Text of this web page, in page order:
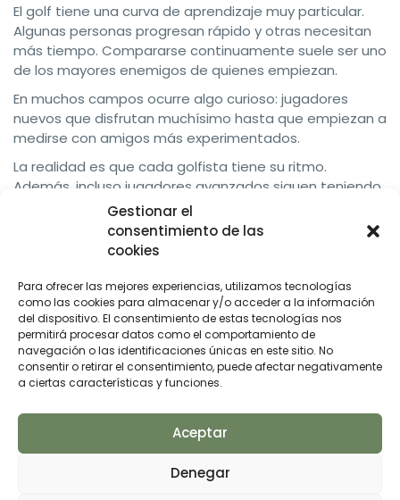
Gestionar el
consentimiento de las
cookies
Para ofrecer las mejores experiencias, utilizamos tecnologías
como las cookies para almacenar y/o acceder a la información
del dispositivo. El consentimiento de estas tecnologías nos
permitirá procesar datos como el comportamiento de
navegación o las identificaciones únicas en este sitio. No
consentir o retirar el consentimiento, puede afectar negativamente
a ciertas características y funciones.
Aceptar
Denegar
El golf tiene una curva de aprendizaje muy particular.
Algunas personas progresan rápido y otras necesitan
más tiempo. Compararse continuamente suele ser uno
de los mayores enemigos de quienes empiezan.
En muchos campos ocurre algo curioso: jugadores
nuevos que disfrutan muchísimo hasta que empiezan a
medirse con amigos más experimentados.
La realidad es que cada golfista tiene su ritmo.
Además, incluso jugadores avanzados siguen teniendo
malos días, errores y golpes complicados.
Una mentalidad mucho más útil consiste en
compararse únicamente con uno mismo:
• ¿Golpeas mejor que hace un mes?
• ¿Tienes más confianza?
• ¿Lees mejor el campo?
• ¿Disfrutas más de la vuelta?
Eso sí representa progreso real.
Saltarse las bases del reglamento y la
Muchos principiantes se preocupan únicamente por el
swing y olvidan algo fundamental: entender cómo